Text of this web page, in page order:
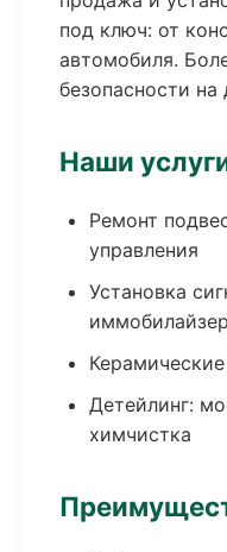
под ключ: от
автомобиля.
безопасности на
Наши
Ремонт
управления
Установка
Детейлинг:
химчистка